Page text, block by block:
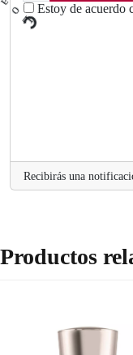
Estoy de acuerdo
L
Recibirás una
Productos